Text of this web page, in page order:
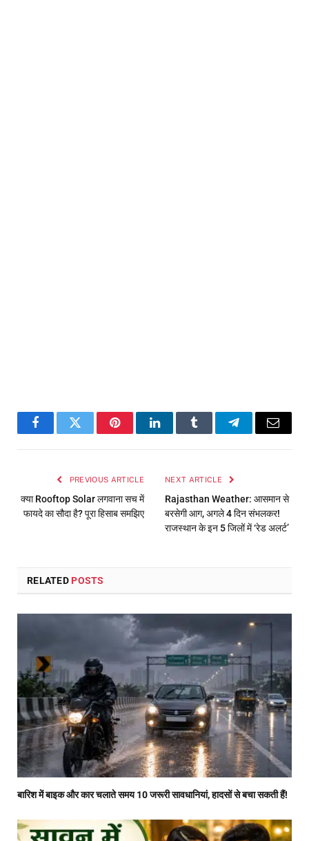
FacebookTwitter PinterestLinkedInTumblr TelegramEmail
PREVIOUS ARTICLE
क्या Rooftop Solar लगवाना सच में
फायदे का सौदा है? पूरा हिसाब समझिए
NEXT ARTICLE
Rajasthan Weather: आसमान से
बरसेगी आग, अगले 4 दिन संभलकर!
राजस्थान के इन 5 जिलों में ‘रेड अलर्ट’
RELATED POSTS
बारिश में बाइक और कार चलाते समय 10 जरूरी सावधानियां, हादसों से बचा सकती हैं!